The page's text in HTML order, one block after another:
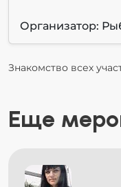
Организатор:
Знакомство всех
Еще